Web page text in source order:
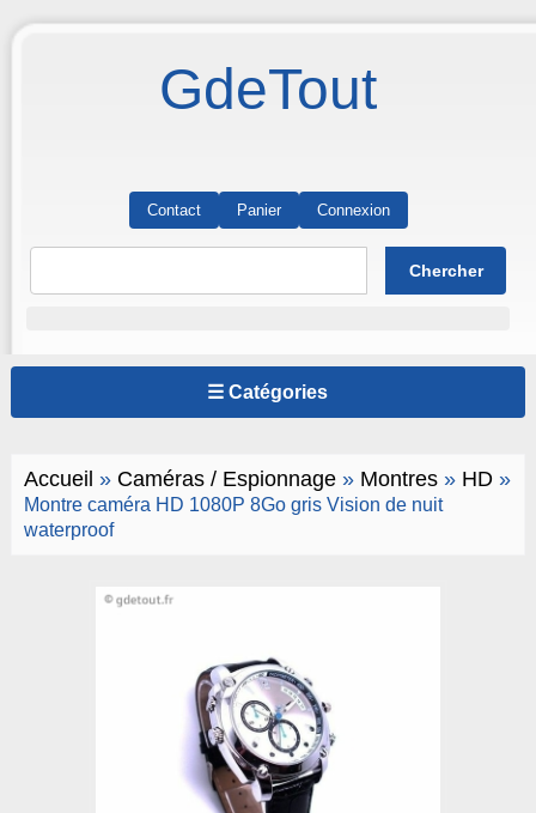
GdeTout
Contact Panier Connexion
☰ Catégories
Accueil » Caméras / Espionnage» Montres» HD»
Montre caméra HD 1080P 8Go gris Vision de nuit
waterproof